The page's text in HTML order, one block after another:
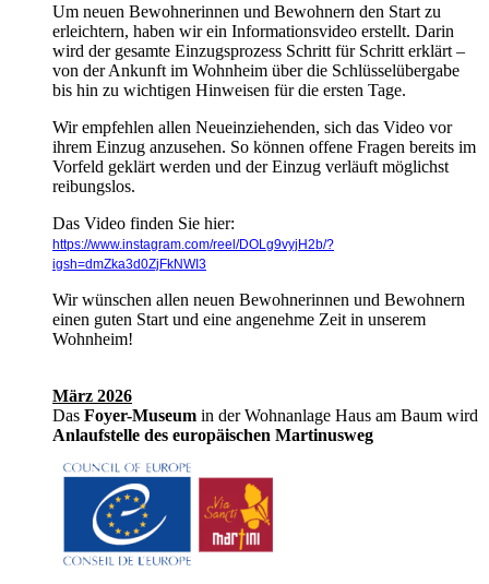
Um neuen Bewohnerinnen und Bewohnern den Start zu
erleichtern, haben wir ein Informationsvideo erstellt. Darin
wird der gesamte Einzugsprozess Schritt für Schritt erklärt –
von der Ankunft im Wohnheim über die Schlüsselübergabe
bis hin zu wichtigen Hinweisen für die ersten Tage.
Wir empfehlen allen Neueinziehenden, sich das Video vor
ihrem Einzug anzusehen. So können offene Fragen bereits im
Vorfeld geklärt werden und der Einzug verläuft möglichst
reibungslos.
Das Video finden Sie hier:
https://www.instagram.com/reel/DOLg9vyjH2b/?
igsh=dmZka3d0ZjFkNWI3
Wir wünschen allen neuen Bewohnerinnen und Bewohnern
einen guten Start und eine angenehme Zeit in unserem
Wohnheim!
März 2026
Das Foyer-Museum in der Wohnanlage Haus am Baum wird
Anlaufstelle des europäischen Martinusweg